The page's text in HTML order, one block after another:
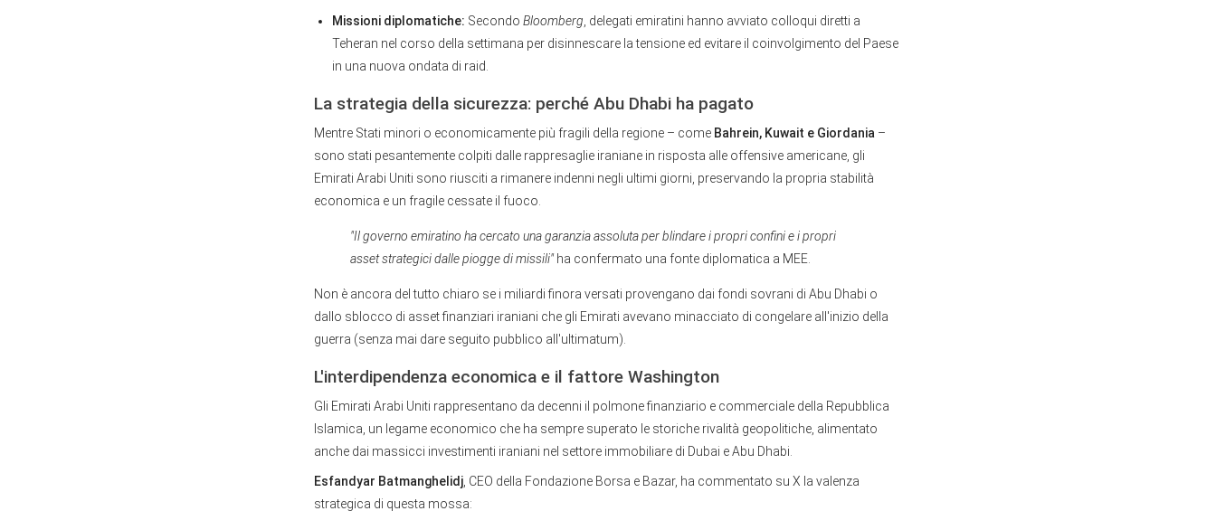
Missioni diplomatiche: Secondo Bloomberg , delegati emiratini hanno avviato colloqui diretti a
Teheran nel corso della settimana per disinnescare la tensione ed evitare il coinvolgimento del Paese
in una nuova ondata di raid.
La strategia della sicurezza: perché Abu Dhabi ha pagato
Mentre Stati minori o economicamente più fragili della regione – come Bahrein, Kuwait e Giordania –
sono stati pesantemente colpiti dalle rappresaglie iraniane in risposta alle offensive americane, gli
Emirati Arabi Uniti sono riusciti a rimanere indenni negli ultimi giorni, preservando la propria stabilità
economica e un fragile cessate il fuoco.
"Il governo emiratino ha cercato una garanzia assoluta per blindare i propri confini e i propri
asset strategici dalle piogge di missili"ha confermato una fonte diplomatica a MEE.
Non è ancora del tutto chiaro se i miliardi finora versati provengano dai fondi sovrani di Abu Dhabi o
dallo sblocco di asset finanziari iraniani che gli Emirati avevano minacciato di congelare all'inizio della
guerra (senza mai dare seguito pubblico all'ultimatum).
L'interdipendenza economica e il fattore Washington
Gli Emirati Arabi Uniti rappresentano da decenni il polmone finanziario e commerciale della Repubblica
Islamica, un legame economico che ha sempre superato le storiche rivalità geopolitiche, alimentato
anche dai massicci investimenti iraniani nel settore immobiliare di Dubai e Abu Dhabi.
Esfandyar Batmanghelidj , CEO della Fondazione Borsa e Bazar, ha commentato su X la valenza
strategica di questa mossa: